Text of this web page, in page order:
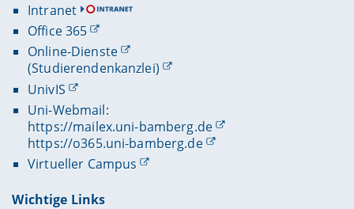
Intranet
Office 365
Online-Dienste
(Studierendenkanzlei)
UnivIS
Uni-Webmail:
https://mailex.uni-bamberg.de
https://o365.uni-bamberg.de
Virtueller Campus
Wichtige Links